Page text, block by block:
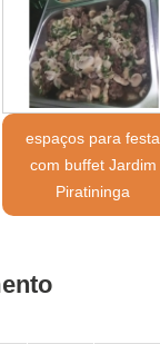
espaços para festa
com buffet Jardim
Piratininga